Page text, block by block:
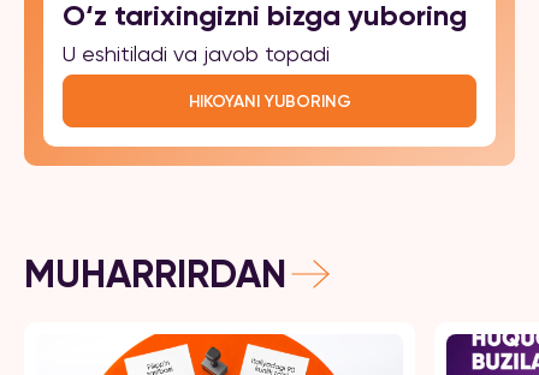
O‘z tarixingizni bizga yuboring
U eshitiladi va javob topadi
HIKOYANI YUBORING
MUHARRIRDAN